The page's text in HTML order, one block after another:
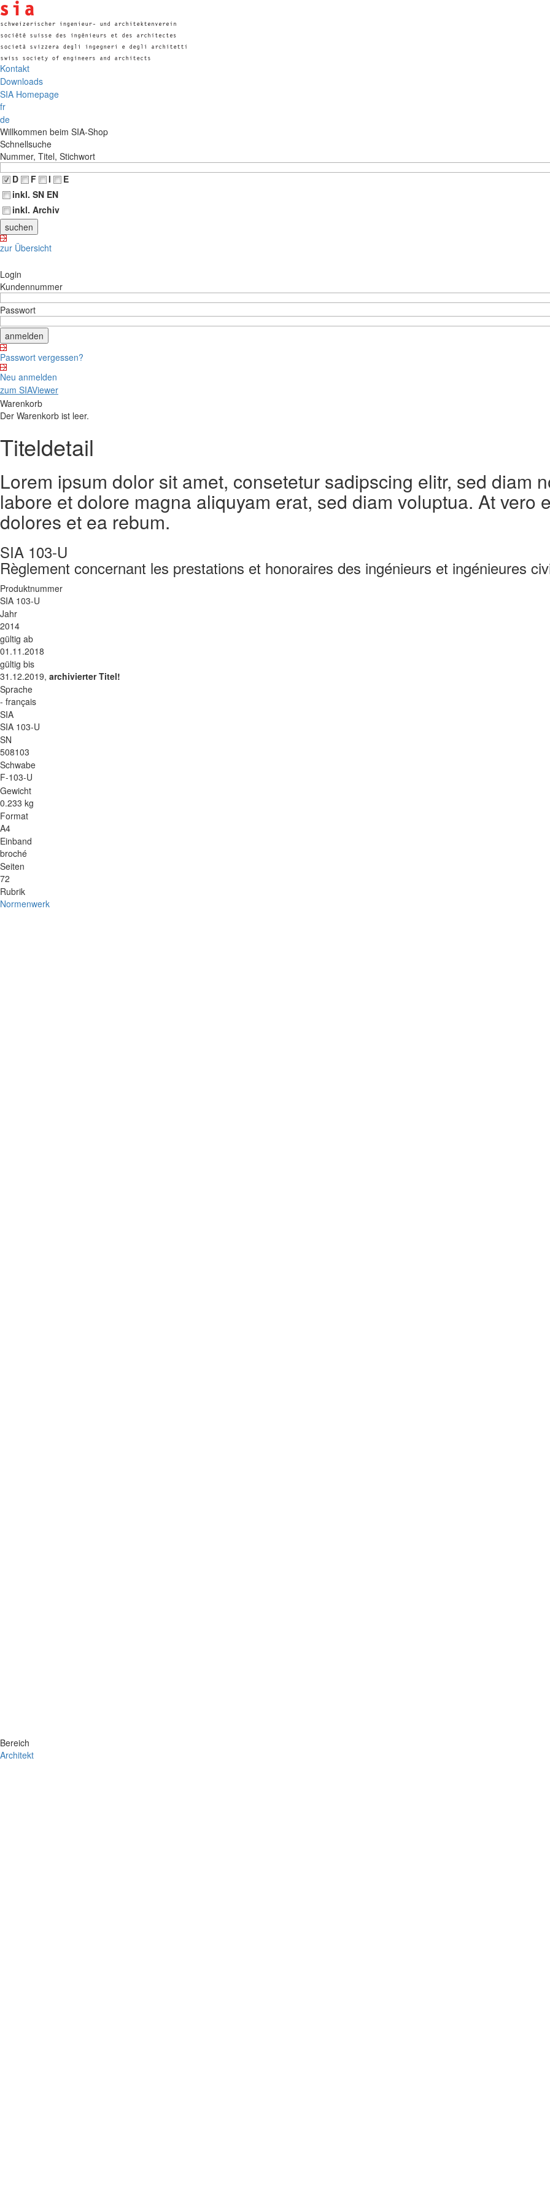
Kontakt
Downloads
SIA Homepage
fr
de
Willkommen beim SIA-Shop
Schnellsuche
Nummer, Titel, Stichwort
D
F I
E
inkl. SN EN
inkl. Archiv
zur Übersicht
Login
Kundennummer
Passwort
Passwort vergessen?
Neu anmelden
zum SIAViewer
Warenkorb
Der Warenkorb ist leer.
Titeldetail
Lorem ipsum dolor sit amet, consetetur sadipscing elitr, sed diam
labore et dolore magna aliquyam erat, sed diam voluptua. At vero
dolores et ea rebum.
SIA 103-U
Règlement concernant les prestations et honoraires des ingénieurs et ingénieures
Produktnummer
SIA 103-U
Jahr
2014
gültig ab
01.11.2018
gültig bis
31.12.2019, archivierter Titel!
Sprache
- français
SIA
SIA 103-U
SN
508103
Schwabe
F-103-U
Gewicht
0.233 kg
Format
A4
Einband
broché
Seiten
72
Rubrik
Normenwerk
Bereich
Architekt